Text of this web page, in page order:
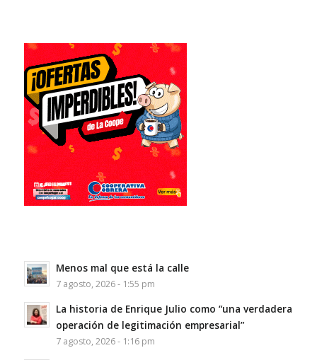
Menos mal que está la calle
7 agosto, 2026 - 1:55 pm
La historia de Enrique Julio como “una verdadera
operación de legitimación empresarial”
7 agosto, 2026 - 1:16 pm